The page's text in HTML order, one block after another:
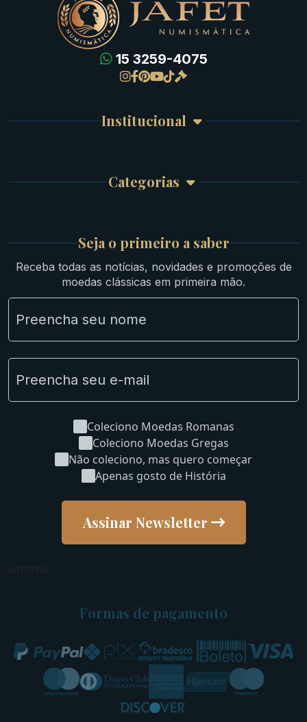
15 3259-4075
Institucional
Meus Pedidos
Carrinho de Compra
Atendimento
Categorias
Gregas
Byzantinas
Bíblicas
Ouro
Ibéricas
Lotes Grandes
Material Numismático
NGC e NNC Encapsuladas
Novidades
Seja o primeiro a saber
Receba todas as notícias, novidades e promoções de
moedas clássicas em primeira mão.
Coleciono Moedas Romanas
Coleciono Moedas Gregas
Não coleciono, mas quero começar
Apenas gosto de História
Assinar Newsletter
Formas de pagamento